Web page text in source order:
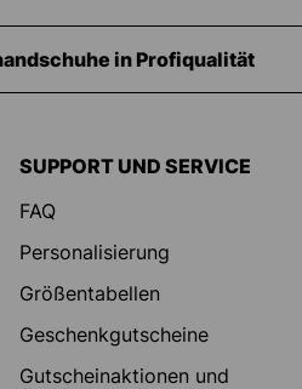
für Torhüter
SUPPORT UND SERVICE
FAQ
Personalisierung
Größentabellen
Geschenkgutscheine
Gutscheinaktionen und